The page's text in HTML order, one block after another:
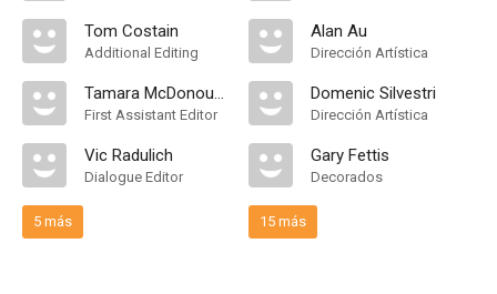
Tom Costain
Additional Editing
Tamara McDonough
First Assistant Editor
Vic Radulich
Dialogue Editor
5 más
Alan Au
Dirección Artística
Domenic Silvestri
Dirección Artística
Gary Fettis
Decorados
15 más